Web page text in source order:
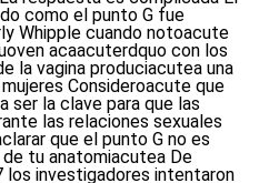
como el punto G fue
Whipple cuando notoacute
acaacuterdquo con los
la vagina produciacutea una
Consideroacute que
ser la clave para que las
las relaciones sexuales
que el punto G no es
tu anatomiacutea De
los investigadores intentaron